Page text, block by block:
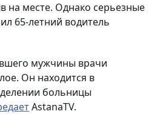
на месте. Однако серьезные
65-летний водитель
мужчины врачи
Он находится в
больницы
AstanaTV.